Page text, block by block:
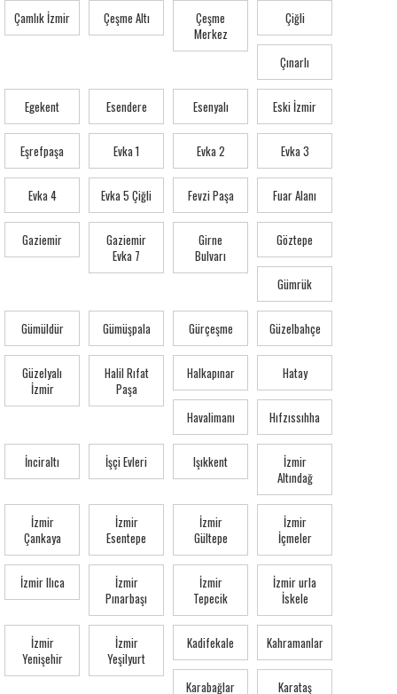
Çamlık İzmir Çeşme Altı
Çeşme
Merkez
Çiğli
Çınarlı
Egekent Esendere Esenyalı Eski İzmir
Eşrefpaşa Evka 1 Evka 2 Evka 3
Evka 4 Evka 5 Çiğli Fevzi Paşa Fuar Alanı
Gaziemir
Gaziemir
Evka 7
Girne
Bulvarı
Göztepe
Gümrük
Gümüldür Gümüşpala Gürçeşme Güzelbahçe
Güzelyalı
İzmir
Halil Rıfat
Paşa
Halkapınar Hatay
Havalimanı Hıfzıssıhha
İnciraltı İşçi Evleri Işıkkent
İzmir
Altındağ
İzmir
Çankaya
İzmir
Esentepe
İzmir
Gültepe
İzmir
İçmeler
İzmir Ilıca
İzmir
Pınarbaşı
İzmir
Tepecik
İzmir urla
İskele
İzmir
Yenişehir
İzmir
Yeşilyurt
Kadifekale Kahramanlar
Karabağlar Karataş